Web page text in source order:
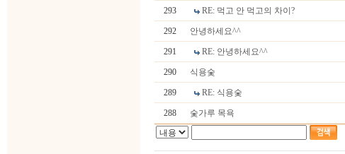
293 RE: 먹고 안 먹고의 차이?
292 안녕하세요^^
291 RE: 안녕하세요^^
290 식용숯
289 RE: 식용숯
288 숯가루 목욕